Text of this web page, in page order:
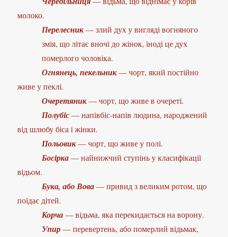
молоко.
Перелесник— злий дух у вигляді вогняного
змія, що літає вночі до жінок, іноді це дух
померлого чоловіка.
Огнянець, пекельник— чорт, який постійно
живе у пеклі.
Очеретяник— чорт, що живе в очереті.
Полубіс— напівбіс-напів людина, народжений
від шлюбу біса і жінки.
Польовик— чорт, що живе у полі.
Босірка— найнижчий ступінь у класифікації
відьом.
Бука, або Вова— привид з великим ротом, що
поїдає дітей.
Корча— відьма, яка перекидається на ворону.
Упир— перевертень, або померлий відьмак,